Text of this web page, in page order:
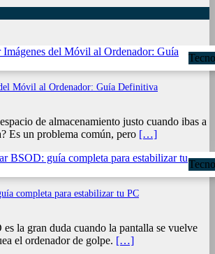
Móvil al Ordenador: Guía Definitiva
de almacenamiento justo cuando ibas a
Es un problema común, pero […]
completa para estabilizar tu PC
la gran duda cuando la pantalla se vuelve
el ordenador de golpe. […]